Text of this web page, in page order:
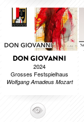
DON GIOVANNI
2024
Grosses Festspielhaus
Wolfgang Amadeus Mozart